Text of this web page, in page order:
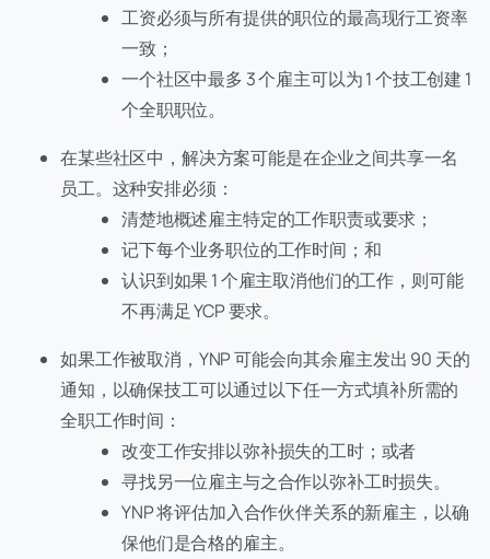
工资必须与所有提供的职位的最高现行工资率
一致；
一个社区中最多 3 个雇主可以为 1 个技工创建 1
个全职职位。
在某些社区中，解决方案可能是在企业之间共享一名
员工。这种安排必须：
清楚地概述雇主特定的工作职责或要求；
记下每个业务职位的工作时间；和
认识到如果 1 个雇主取消他们的工作，则可能
不再满足 YCP 要求。
如果工作被取消，YNP 可能会向其余雇主发出 90 天的
通知，以确保技工可以通过以下任一方式填补所需的
全职工作时间：
改变工作安排以弥补损失的工时；或者
寻找另一位雇主与之合作以弥补工时损失。
YNP 将评估加入合作伙伴关系的新雇主，以确
保他们是合格的雇主。